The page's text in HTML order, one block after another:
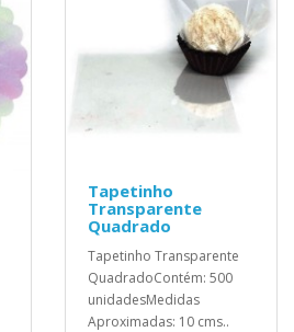
Tapetinho
Transparente
Quadrado
Tapetinho Transparente
QuadradoContém: 500
unidadesMedidas
Aproximadas: 10 cms..